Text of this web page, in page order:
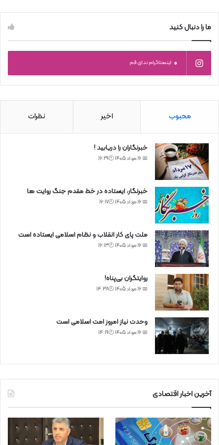
ما را دنبال کنید
0 اینستاگرام ندای قم
محبوب اخیر نظرات
خبرنگاران را دریابید !
📅 16 مرداد 1405 🕙16:29
خبرنگار، ایستاده در خط مقدم جنگ روایت ها
📅 16 مرداد 1405 🕙16:17
ملت پای کار انقلاب و نظام اسلامی ایستاده است
📅 16 مرداد 1405 🕙16:13
روایتگران بی‌پناه!
📅 16 مرداد 1405 🕙14:38
وحدت نیاز امروز امت اسلامی است
📅 16 مرداد 1405 🕙14:19
آخرین اخبار اقتصادی